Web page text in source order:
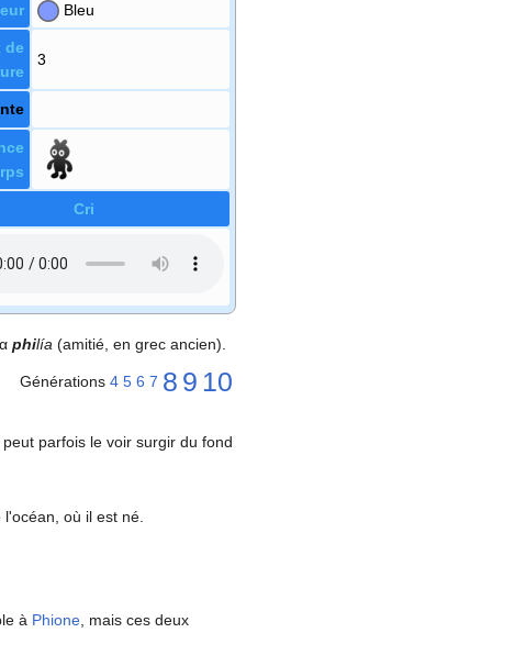
Bleu
de
3
Cri
philía (amitié, en grec ancien).
Générations 4 5 6 7 8 9 10
parfois le voir surgir du fond
où il est né.
à Phione , mais ces deux